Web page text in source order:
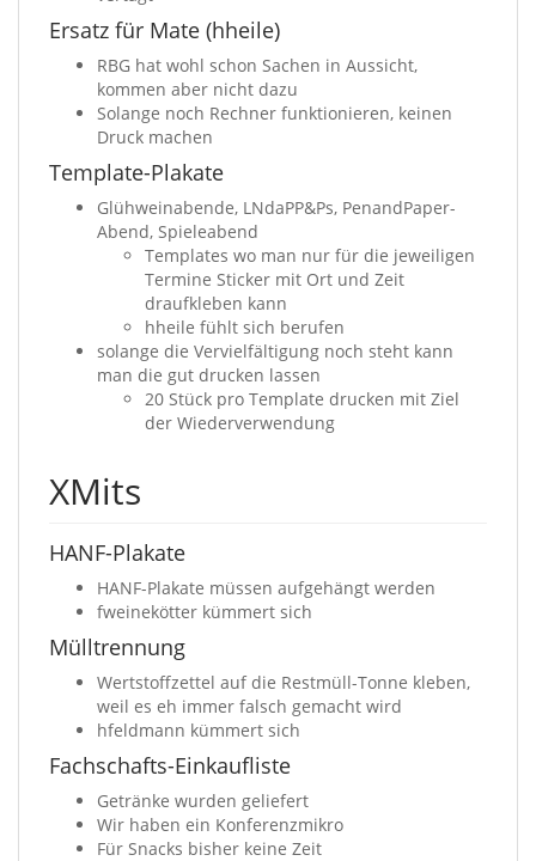
Ersatz für Mate (hheile)
RBG hat wohl schon Sachen in Aussicht,
kommen aber nicht dazu
Solange noch Rechner funktionieren, keinen
Druck machen
Template-Plakate
Glühweinabende, LNdaPP&Ps, PenandPaper-
Abend, Spieleabend
Templates wo man nur für die jeweiligen
Termine Sticker mit Ort und Zeit
draufkleben kann
hheile fühlt sich berufen
solange die Vervielfältigung noch steht kann
man die gut drucken lassen
20 Stück pro Template drucken mit Ziel
der Wiederverwendung
XMits
HANF-Plakate
HANF-Plakate müssen aufgehängt werden
fweinekötter kümmert sich
Mülltrennung
Wertstoffzettel auf die Restmüll-Tonne kleben,
weil es eh immer falsch gemacht wird
hfeldmann kümmert sich
Fachschafts-Einkaufliste
Getränke wurden geliefert
Wir haben ein Konferenzmikro
Für Snacks bisher keine Zeit